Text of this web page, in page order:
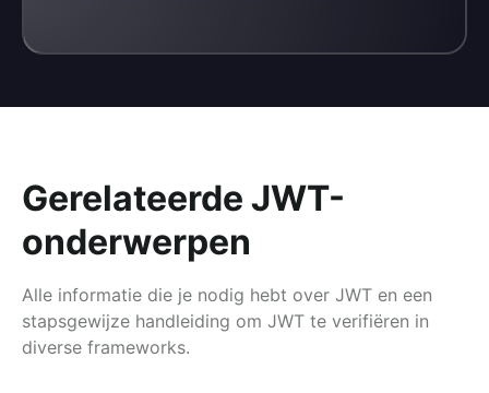
Gerelateerde JWT-
onderwerpen
Alle informatie die je nodig hebt over JWT en een
stapsgewijze handleiding om JWT te verifiëren in
diverse frameworks.